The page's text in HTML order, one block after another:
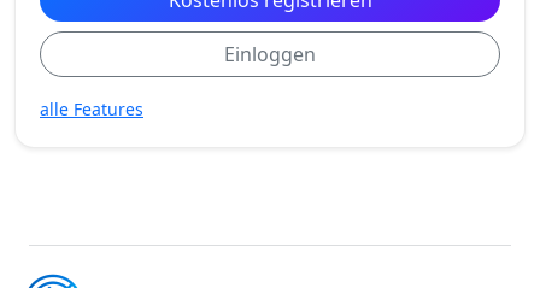
Einloggen
alle Features